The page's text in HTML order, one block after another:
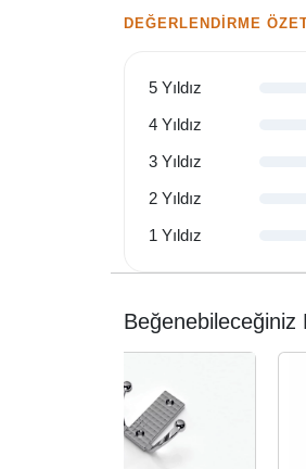
DEĞERLENDIRME
5 Yıldız
4 Yıldız
3 Yıldız
2 Yıldız
1 Yıldız
Beğenebileceğiniz